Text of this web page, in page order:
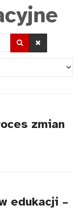
zmian
edukacji –